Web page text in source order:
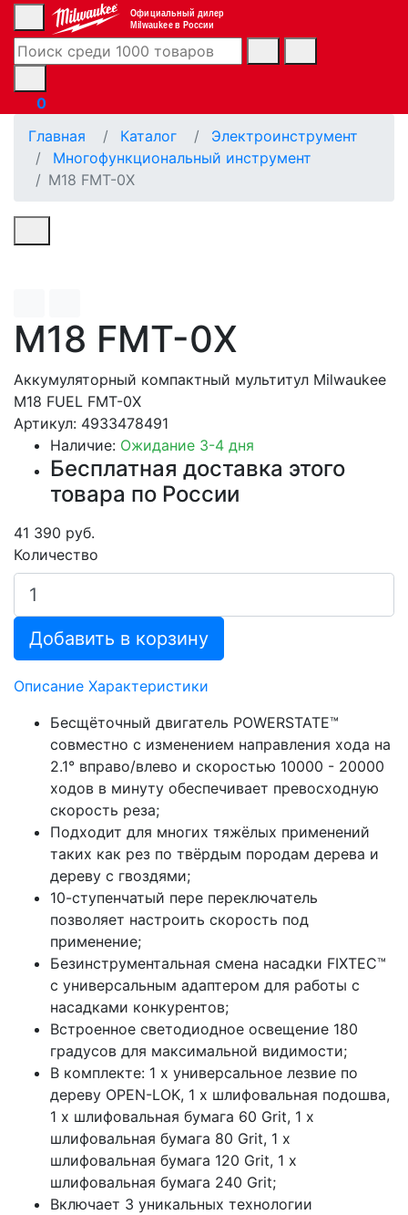
Официальный дилер
Milwaukee в России
0
Главная
Каталог
Электроинструмент
Многофункциональный инструмент
M18 FMT-0X
M18 FMT-0X
Аккумуляторный компактный мультитул Milwaukee
M18 FUEL FMT-0X
Артикул: 4933478491
Наличие: Ожидание 3-4 дня
Бесплатная доставка этого
товара по России
41 390 руб.
Количество
Добавить в корзину
Описание Характеристики
Бесщёточный двигатель POWERSTATE™
совместно с изменением направления хода на
2.1° вправо/влево и скоростью 10000 - 20000
ходов в минуту обеспечивает превосходную
скорость реза;
Подходит для многих тяжёлых применений
таких как рез по твёрдым породам дерева и
дереву с гвоздями;
10-ступенчатый пере переключатель
позволяет настроить скорость под
применение;
Безинструментальная смена насадки FIXTEC™
с универсальным адаптером для работы с
насадками конкурентов;
Встроенное светодиодное освещение 180
градусов для максимальной видимости;
В комплекте: 1 х универсальное лезвие по
дереву OPEN-LOK, 1 х шлифовальная подошва,
1 х шлифовальная бумага 60 Grit, 1 х
шлифовальная бумага 80 Grit, 1 х
шлифовальная бумага 120 Grit, 1 х
шлифовальная бумага 240 Grit;
Включает 3 уникальных технологии